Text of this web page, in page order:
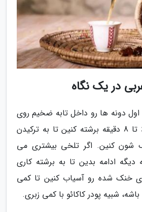
در یک نگاه
اول دونه ها رو داخل تابه ضخیم روی
حرارت میانه حدود 6 تا 8 دقیقه برشته کنین تا به ترکیدن
شون کنین. اگر تلخی بیشتری می
2 تا 3 دقیقه دیگه ادامه بدین تا به برشته کاری
خنک شده رو آسیاب کنین تا کمی
شبیه پودر کاکائو با کمی زبری.